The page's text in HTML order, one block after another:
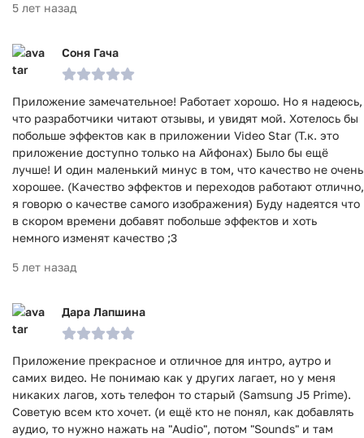
5 лет назад
Соня Гача
Приложение замечательное! Работает хорошо. Но я надеюсь,
что разработчики читают отзывы, и увидят мой. Хотелось бы
побольше эффектов как в приложении Video Star (Т.к. это
приложение доступно только на Айфонах) Было бы ещё
лучше! И один маленький минус в том, что качество не очень
хорошее. (Качество эффектов и переходов работают отлично,
я говорю о качестве самого изображения) Буду надеятся что
в скором времени добавят побольше эффектов и хоть
немного изменят качество ;3
5 лет назад
Дара Лапшина
Приложение прекрасное и отличное для интро, аутро и
самих видео. Не понимаю как у других лагает, но у меня
никаких лагов, хоть телефон то старый (Samsung J5 Prime).
Советую всем кто хочет. (и ещё кто не понял, как добавлять
аудио, то нужно нажать на "Audio", потом "Sounds" и там